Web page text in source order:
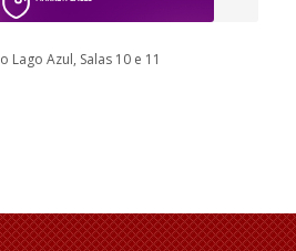
Azul, Salas 10 e 11